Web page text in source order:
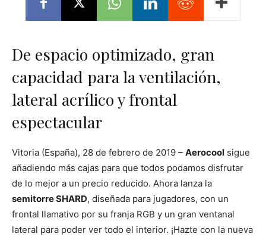
De espacio optimizado, gran
capacidad para la ventilación,
lateral acrílico y frontal
espectacular
Vitoria (España), 28 de febrero de 2019 – Aerocool sigue
añadiendo más cajas para que todos podamos disfrutar
de lo mejor a un precio reducido. Ahora lanza la
semitorre SHARD, diseñada para jugadores, con un
frontal llamativo por su franja RGB y un gran ventanal
lateral para poder ver todo el interior. ¡Hazte con la nueva